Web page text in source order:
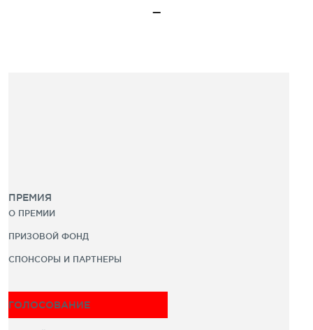
ПРЕМИЯ
О ПРЕМИИ
ПРИЗОВОЙ ФОНД
СПОНСОРЫ И ПАРТНЕРЫ
ГОЛОСОВАНИЕ